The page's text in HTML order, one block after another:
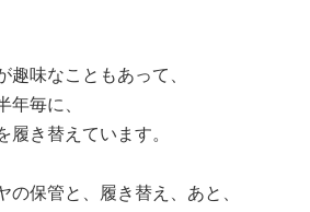
趣味なこともあって、
年毎に、
履き替えています。
の保管と、履き替え、あと、